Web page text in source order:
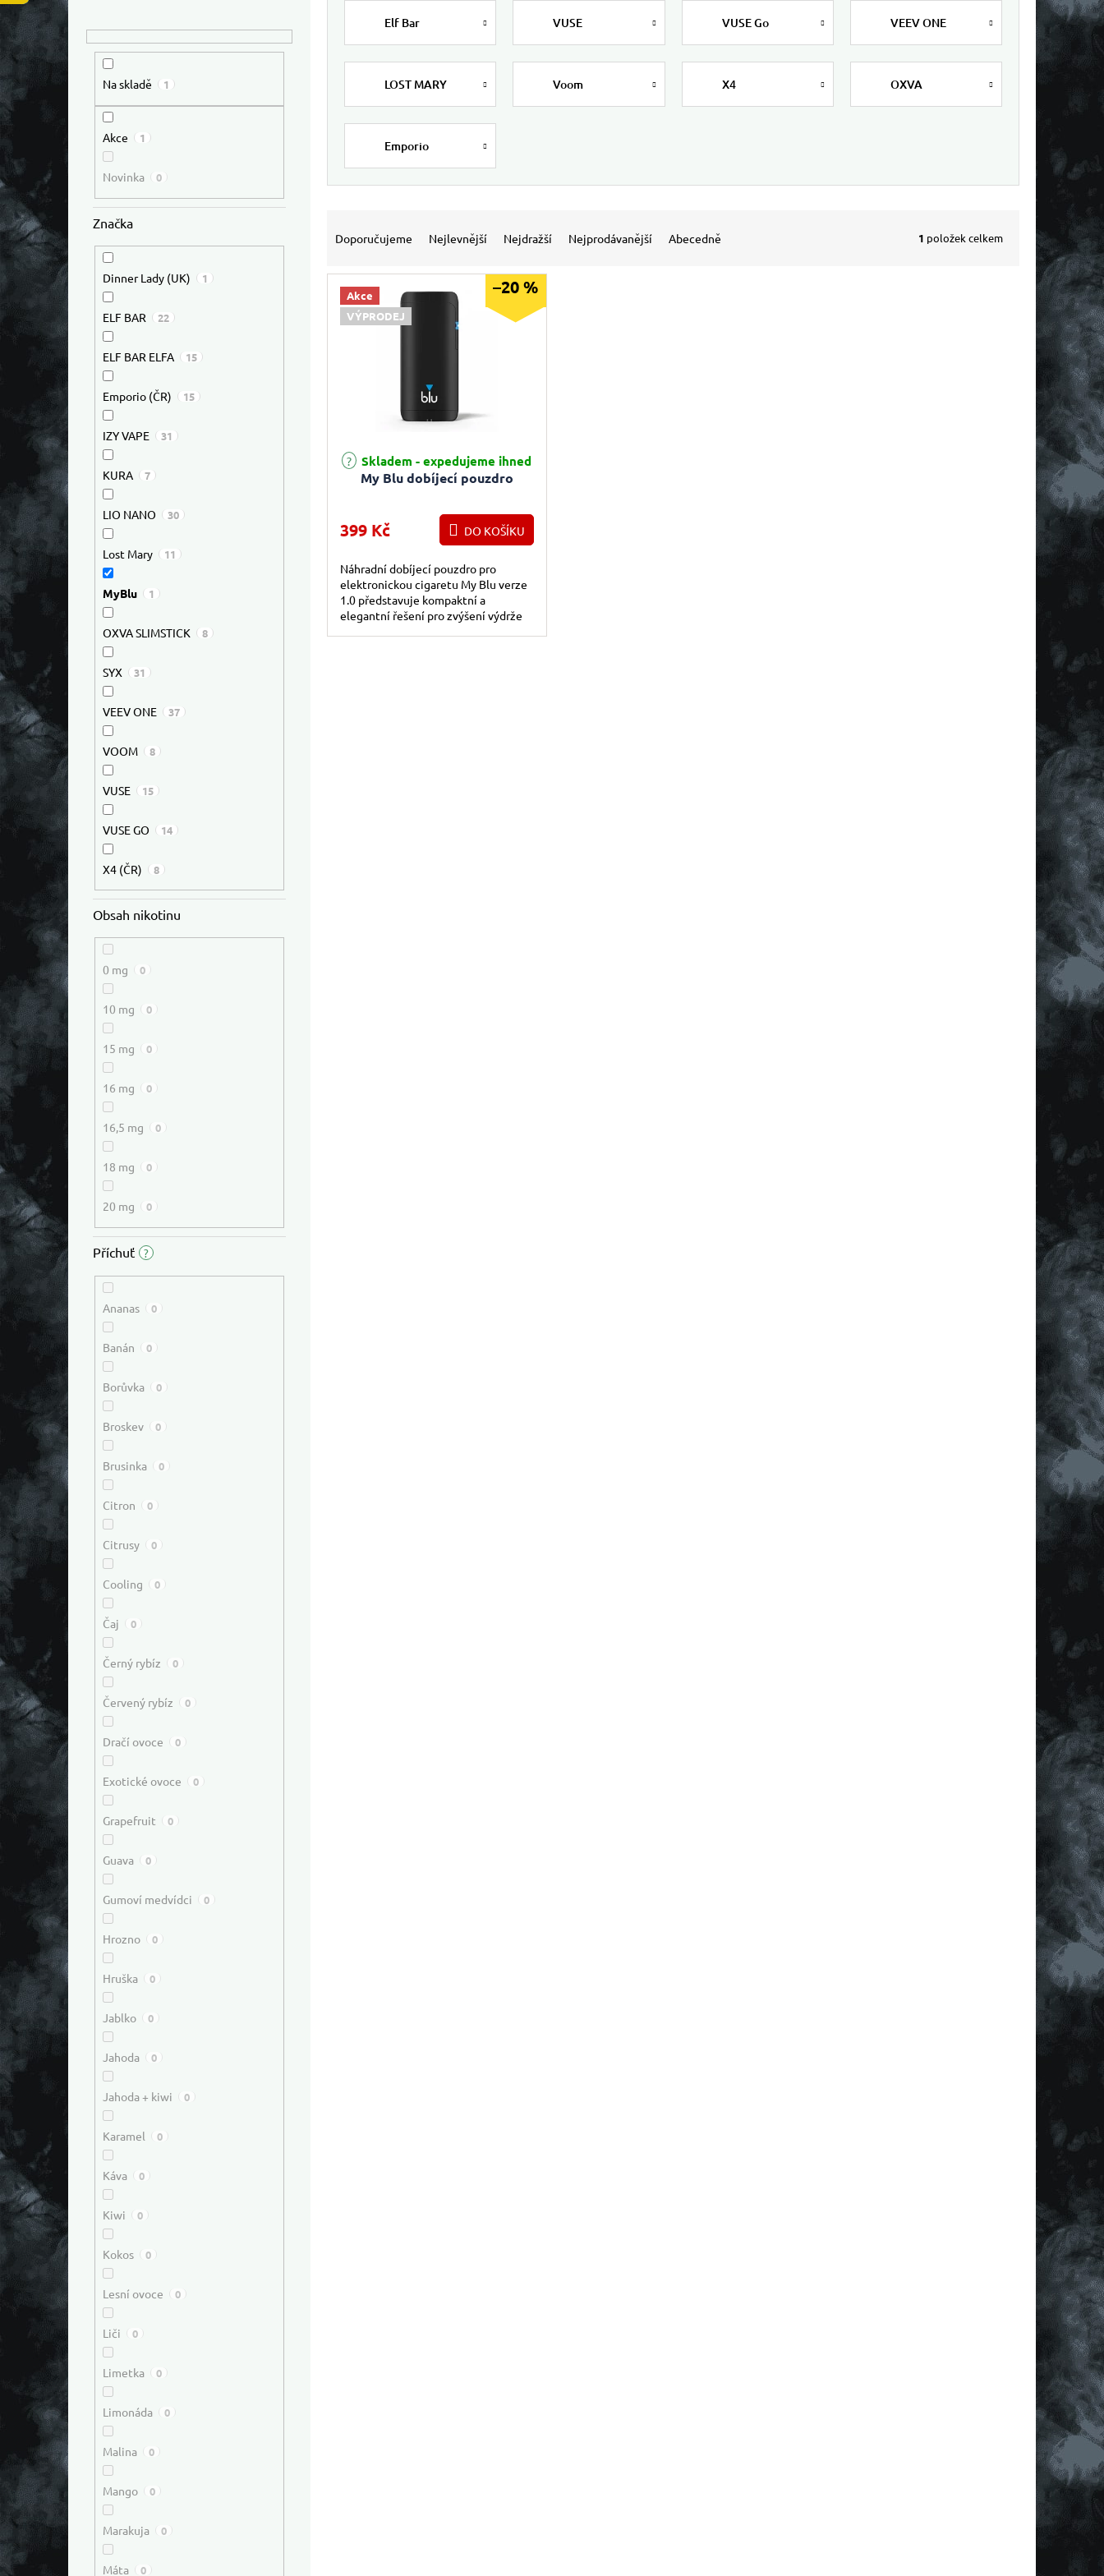
Na skladě 1
Akce 1
Novinka 0
Obsah nikotinu
0 mg 0
10 mg 0
15 mg 0
16 mg 0
16,5 mg 0
18 mg 0
20 mg 0
Příchuť ?
Ananas 0
Banán 0
Borůvka 0
Broskev 0
Brusinka 0
Citron 0
Citrusy 0
Cooling 0
Čaj 0
Černý rybíz 0
Červený rybíz 0
Dračí ovoce 0
Exotické ovoce 0
Grapefruit 0
Guava 0
Gumoví medvídci 0
Hrozno 0
Hruška 0
Jablko 0
Jahoda 0
Jahoda + kiwi 0
Karamel 0
Káva 0
Kiwi 0
Kokos 0
Lesní ovoce 0
Liči 0
Limetka 0
Limonáda 0
Malina 0
Mango 0
Marakuja 0
Máta 0
Značka
Dinner Lady (UK) 1
ELF BAR 22
ELF BAR ELFA 15
Emporio (ČR) 15
IZY VAPE 31
KURA 7
LIO NANO 30
Lost Mary 11
MyBlu 1
OXVA SLIMSTICK 8
SYX 31
VEEV ONE 37
VOOM 8
VUSE 15
VUSE GO 14
X4 (ČR) 8
Elf Bar VUSE VUSE Go VEEV ONE
LOST MARY Voom X4 OXVA
Emporio
Doporučujeme Nejlevnější Nejdražší Nejprodávanější Abecedně 1 položek celkem
Akce
VÝPRODEJ
–20 %
My Blu dobíjecí pouzdro
Průměrné hodnocení produktu je 5,0 z 5 hvězdiček.
Skladem - expedujeme ihned
399 Kč DO KOŠÍKU
Náhradní dobíjecí pouzdro pro
elektronickou cigaretu My Blu verze
1.0 představuje kompaktní a
elegantní řešení pro zvýšení výdrže